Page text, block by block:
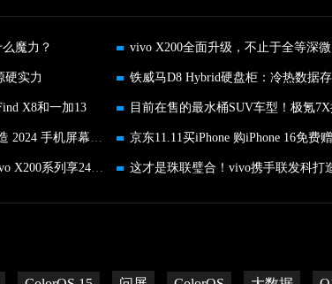
魔力？ vivo X200全面升级，不止于全等深
硬实力 铁威马D8 Hybrid硬盘柜：冷热数据
X8和一加13 目前在售的最水桶SUV车型！极氪7X
BOE 携手 iQOO 13，2K Q10 珠峰屏打造 2024 手机屏幕新巅峰 京东11.11买iPhone 购iPhone 16免费
4299元起！京东11.11“先人一步”入手vivo X200系列享24期免息 这才是珠联璧合！vivo携手联发科打